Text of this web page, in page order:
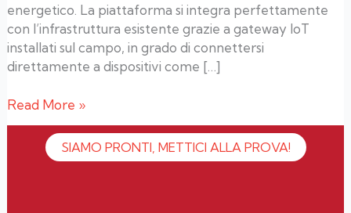
energetico. La piattaforma si integra perfettamente
con l’infrastruttura esistente grazie a gateway IoT
installati sul campo, in grado di connettersi
direttamente a dispositivi come […]
Read More »
SIAMO PRONTI, METTICI ALLA PROVA!